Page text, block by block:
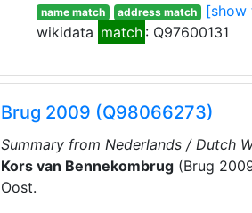
name match address match
[show
wikidata match : Q97600131
Brug 2009 (Q98066273)
Summary from Nederlands / Dutch
Kors van Bennekombrug (Brug
Oost.